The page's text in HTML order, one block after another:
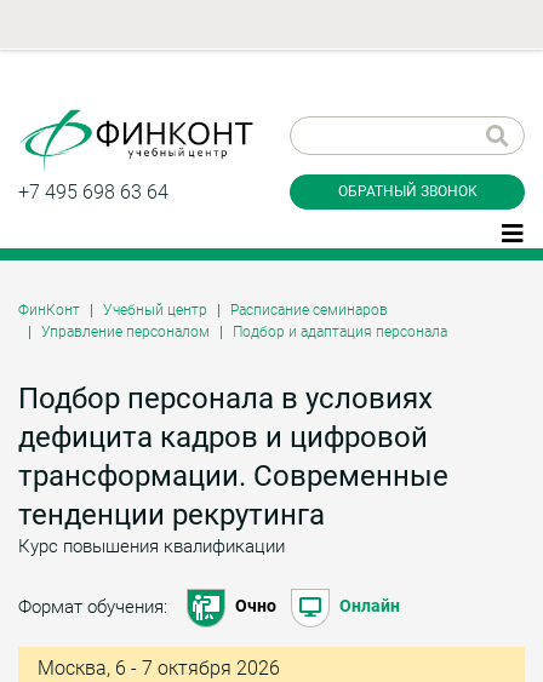
+7 495 698 63 64 ОБРАТНЫЙ ЗВОНОК
ФинКонт Учебный центр
Расписание семинаров
Управление персоналом
Подбор и адаптация персонала
Подбор персонала в условиях
дефицита кадров и цифровой
трансформации. Современные
тенденции рекрутинга
Курс повышения квалификации
Формат обучения: Очно Онлайн
Москва, 6 - 7 октября 2026
звонок
Даю согласие на обработку персональных
Заказать